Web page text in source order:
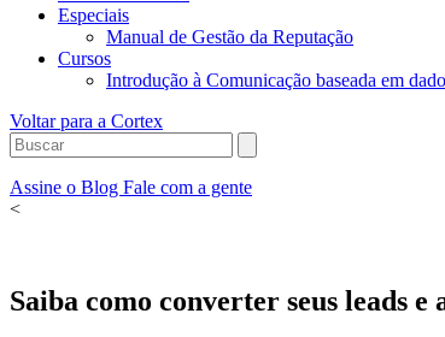
Especiais
Manual de Gestão da Reputação
Cursos
Introdução à Comunicação baseada em
Voltar para a Cortex
Assine o Blog Fale com a gente
<
Saiba como converter seus leads e